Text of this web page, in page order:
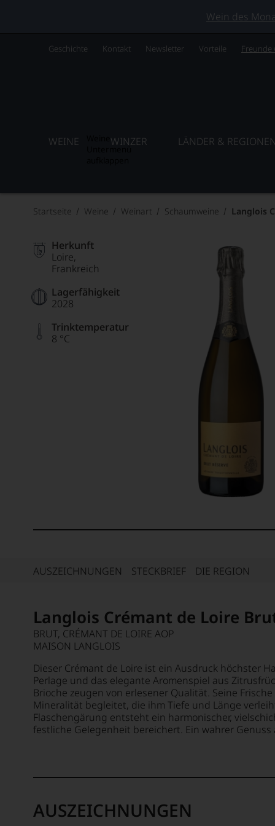
Wein des
Geschichte Kontakt Newsletter Vorteile Freunde
WEINE WINZER LÄNDER & REGIONEN
Startseite Weine Weinart Schaumweine Langlois
Herkunft
Loire
Frankreich
Lagerfähigkeit
2028
Trinktemperatur
8 °C
AUSZEICHNUNGEN STECKBRIEF DIE REGION
Langlois Crémant de Loire
BRUT, CRÉMANT DE LOIRE AOP
MAISON LANGLOIS
Dieser Crémant de Loire ist ein Ausdruck höchster
Perlage und das elegante Aromenspiel aus
Brioche zeugen von erlesener Qualität. Seine
Mineralität begleitet, die ihm Tiefe und Länge
Flaschengärung entsteht ein harmonischer,
festliche Gelegenheit bereichert. Ein wahrer Genuss
AUSZEICHNUNGEN